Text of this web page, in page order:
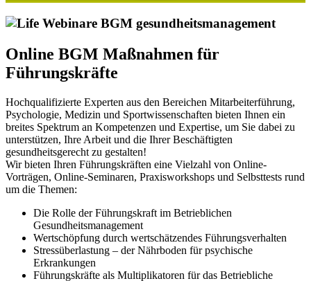
Online BGM Maßnahmen für
Führungskräfte
Hochqualifizierte Experten aus den Bereichen Mitarbeiterführung,
Psychologie, Medizin und Sportwissenschaften bieten Ihnen ein
breites Spektrum an Kompetenzen und Expertise, um Sie dabei zu
unterstützen, Ihre Arbeit und die Ihrer Beschäftigten
gesundheitsgerecht zu gestalten!
Wir bieten Ihren Führungskräften eine Vielzahl von Online-
Vorträgen, Online-Seminaren, Praxisworkshops und Selbsttests rund
um die Themen:
Die Rolle der Führungskraft im Betrieblichen
Gesundheitsmanagement
Wertschöpfung durch wertschätzendes Führungsverhalten
Stressüberlastung – der Nährboden für psychische
Erkrankungen
Führungskräfte als Multiplikatoren für das Betriebliche